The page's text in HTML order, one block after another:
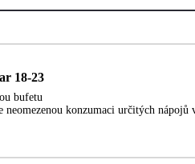
18-23
bufetu
neomezenou konzumaci určitých nápojů